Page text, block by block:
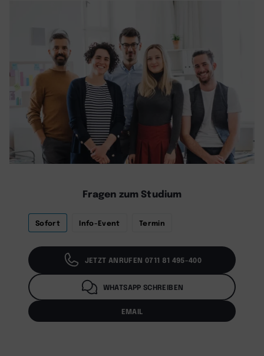
Fragen zum Studium
Sofort Info-Event Termin
JETZT ANRUFEN 0711 81 495-400
WHATSAPP SCHREIBEN
EMAIL